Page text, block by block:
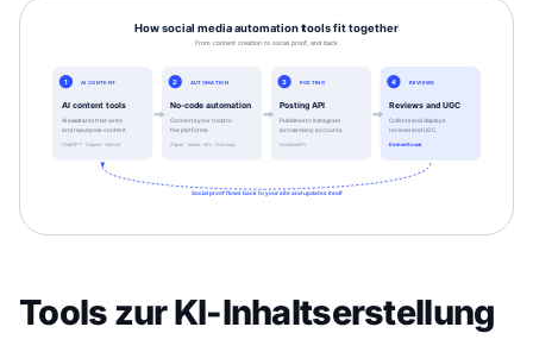
Tools zur KI-Inhaltserstellung